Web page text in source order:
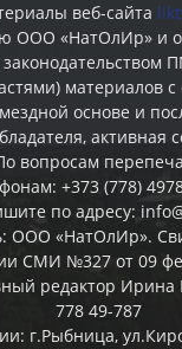
веб-сайта
ООО «НатОлИр» и
законодательством
материалов
основе и
активная
вопросам
+373 (778)
по адресу:
ООО «НатОлИр».
СМИ №327 от 09
редактор Ирина
778 49-787
г.Рыбница,